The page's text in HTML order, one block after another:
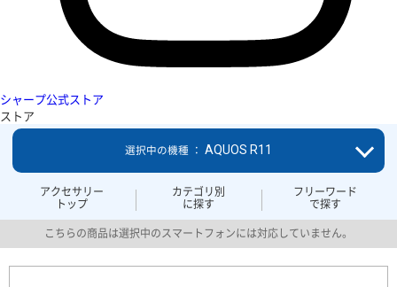
シャープ公式ストア
ストア
アクセサリー
トップ
カテゴリ別
に探す
フリーワード
で探す
選択中の機種 ： AQUOS R11
こちらの商品は選択中のスマートフォンには対応していません。